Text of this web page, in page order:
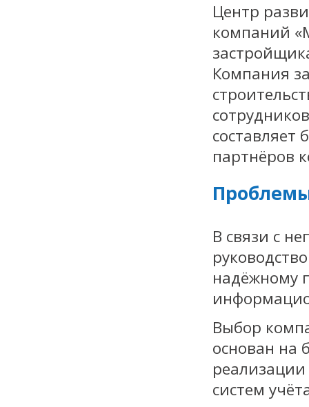
Центр
компаний
Компания
составляет
партнёров
В связи с
надёжному
Выбор
основан на
систем